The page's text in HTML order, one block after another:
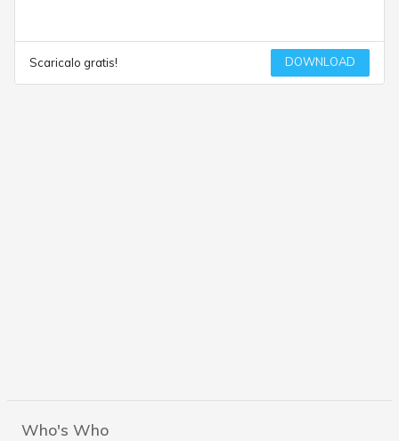
Scaricalo gratis! DOWNLOAD
Who's Who